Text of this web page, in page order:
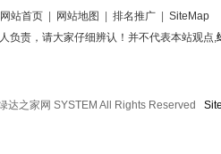
网站首页 网站地图 排名推广
SiteMap
负责，请大家仔细辨认！并不代表本站观点,
达之家网 SYSTEM All Rights Reserved